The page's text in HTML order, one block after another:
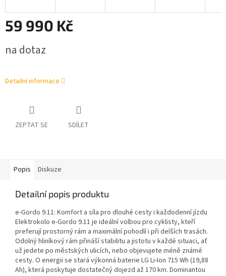
59 990 Kč
cena:
na dotaz
Detailní informace
ZEPTAT SE SDÍLET
Popis Diskuze
Detailní popis produktu
e-Gordo 9.11: Komfort a síla pro dlouhé cesty i každodenní jízdu
Elektrokolo e-Gordo 9.11 je ideální volbou pro cyklisty, kteří
preferují prostorný rám a maximální pohodlí i při delších trasách.
Odolný hliníkový rám přináší stabilitu a jistotu v každé situaci, ať
už jedete po městských ulicích, nebo objevujete méně známé
cesty. O energii se stará výkonná baterie LG Li-Ion 715 Wh (19,88
Ah), která poskytuje dostatečný dojezd až 170 km. Dominantou